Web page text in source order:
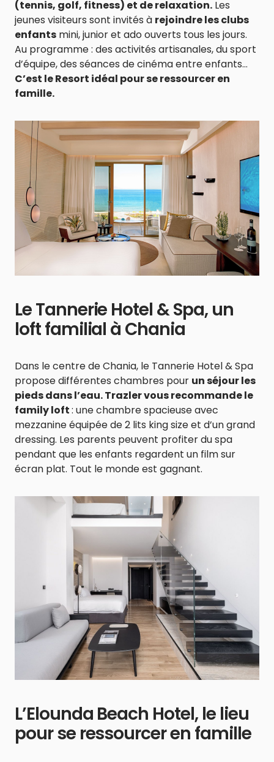
(tennis, golf, fitness) et de relaxation. Les
jeunes visiteurs sont invités à rejoindre les clubs
enfants mini, junior et ado ouverts tous les jours.
Au programme : des activités artisanales, du sport
d’équipe, des séances de cinéma entre enfants…
C’est le Resort idéal pour se ressourcer en
famille.
Le Tannerie Hotel & Spa, un
loft familial à Chania
Dans le centre de Chania, le Tannerie Hotel & Spa
propose différentes chambres pour un séjour les
pieds dans l’eau. Trazler vous recommande le
family loft: une chambre spacieuse avec
mezzanine équipée de 2 lits king size et d’un grand
dressing. Les parents peuvent profiter du spa
pendant que les enfants regardent un film sur
écran plat. Tout le monde est gagnant.
L’Elounda Beach Hotel, le lieu
pour se ressourcer en famille